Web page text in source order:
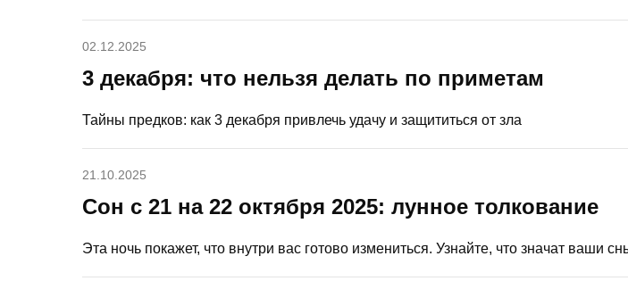
02.12.2025
3 декабря: что нельзя делать по приметам
Тайны предков: как 3 декабря привлечь удачу и защититься от зла
21.10.2025
Сон с 21 на 22 октября 2025: лунное толкование
Эта ночь покажет, что внутри вас готово измениться. Узнайте, что значат ваши